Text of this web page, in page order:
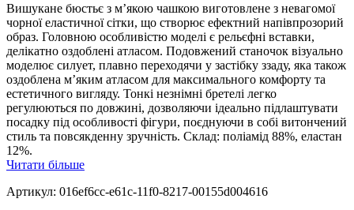
Вишукане бюстьє з м’якою чашкою виготовлене з невагомої
чорної еластичної сітки, що створює ефектний напівпрозорий
образ. Головною особливістю моделі є рельєфні вставки,
делікатно оздоблені атласом. Подовжений станочок візуально
моделює силует, плавно переходячи у застібку ззаду, яка також
оздоблена м’яким атласом для максимального комфорту та
естетичного вигляду. Тонкі незнімні бретелі легко
регулюються по довжині, дозволяючи ідеально підлаштувати
посадку під особливості фігури, поєднуючи в собі витончений
стиль та повсякденну зручність. Склад: поліамід 88%, еластан
12%.
Читати більше
Артикул: 016ef6cc-e61c-11f0-8217-00155d004616